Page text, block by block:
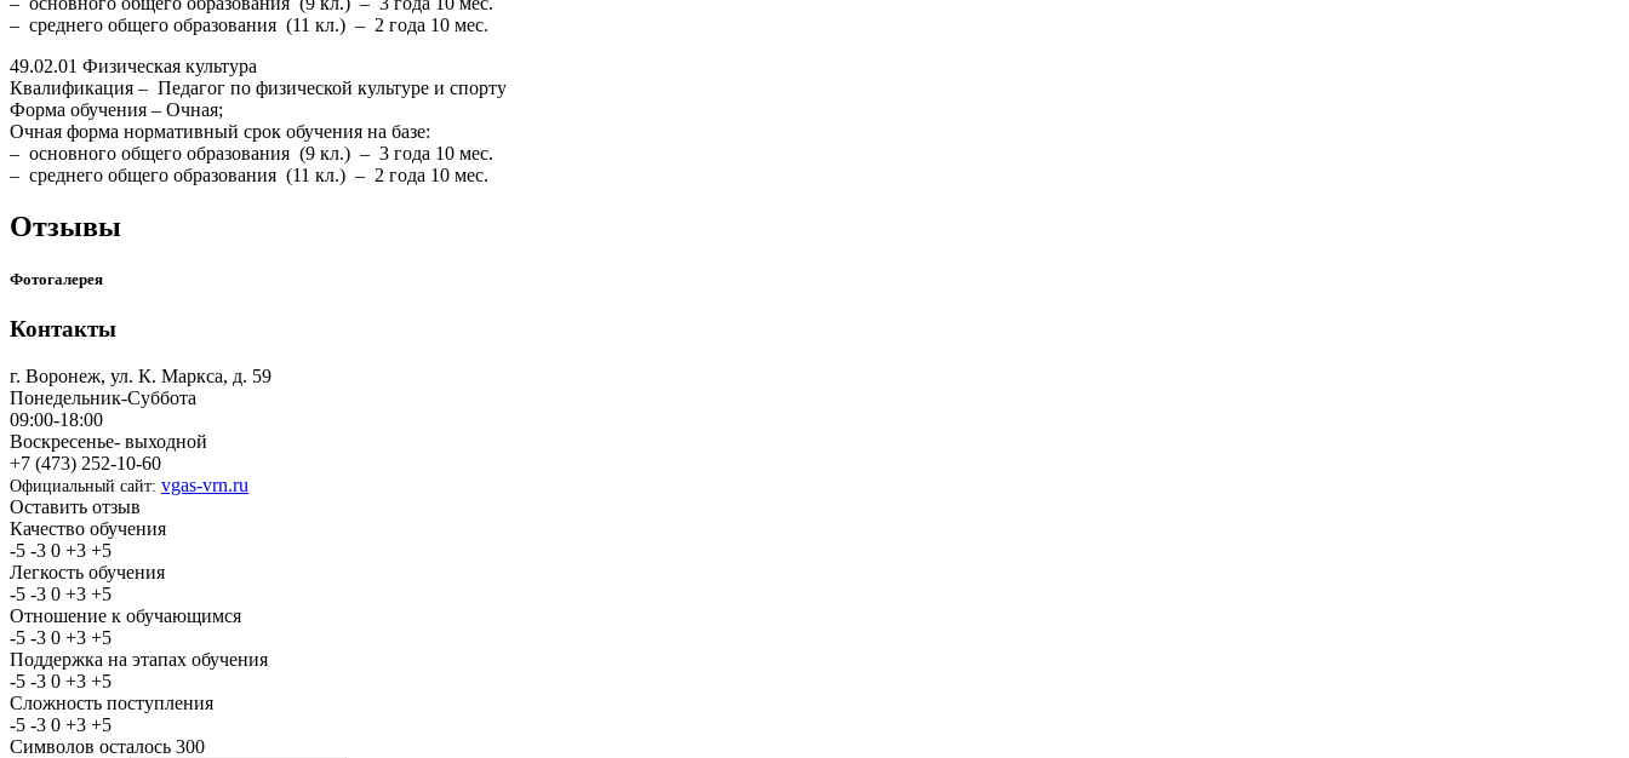
– среднего общего образования (11 кл.) – 2 года 10 мес.
49.02.01 Физическая культура
Квалификация – Педагог по физической культуре и спорту
Форма обучения – Очная;
Очная форма нормативный срок обучения на базе:
– основного общего образования (9 кл.) – 3 года 10 мес.
– среднего общего образования (11 кл.) – 2 года 10 мес.
Отзывы
Фотогалерея
Контакты
г. Воронеж, ул. К. Маркса, д. 59
Понедельник-Суббота
09:00-18:00
Воскресенье- выходной
+7 (473) 252-10-60
Официальный сайт: vgas-vrn.ru
Оставить отзыв
Качество обучения
-5 -3 0 +3 +5
Легкость обучения
-5 -3 0 +3 +5
Отношение к обучающимся
-5 -3 0 +3 +5
Поддержка на этапах обучения
-5 -3 0 +3 +5
Сложность поступления
-5 -3 0 +3 +5
Символов осталось 300